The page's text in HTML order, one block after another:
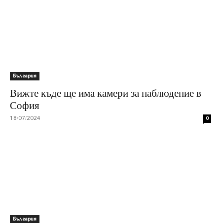
България
Вижте къде ще има камери за наблюдение в
София
18/07/2024 0
България